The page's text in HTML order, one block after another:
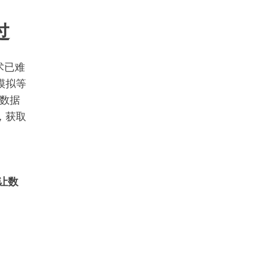
已难
拟等
据
获取
数